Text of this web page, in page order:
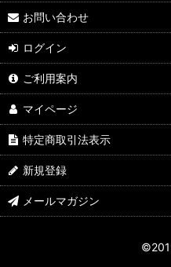
採集個体
KBファーム
フジコン
植田 K
田畑 Y
中村 T
お問い合わせ
ログイン
ご利用案内
マイページ
特定商取引法表示
新規登録
メールマガジン